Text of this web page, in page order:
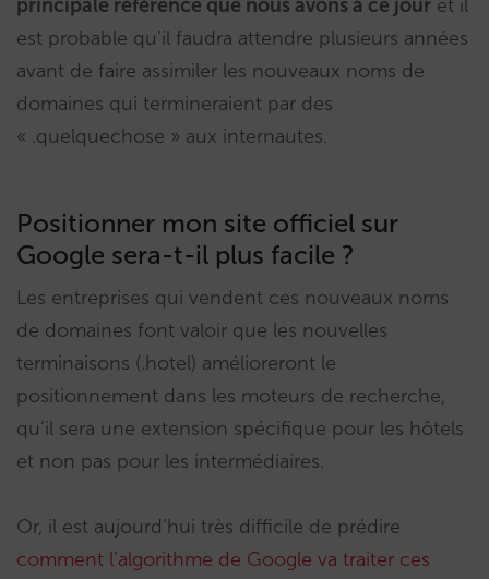
principale référence que nous avons à ce jour et il
est probable qu’il faudra attendre plusieurs années
avant de faire assimiler les nouveaux noms de
domaines qui termineraient par des
« .quelquechose » aux internautes.
Positionner mon site officiel sur
Google sera-t-il plus facile ?
Les entreprises qui vendent ces nouveaux noms
de domaines font valoir que les nouvelles
terminaisons (.hotel) amélioreront le
positionnement dans les moteurs de recherche,
qu’il sera une extension spécifique pour les hôtels
et non pas pour les intermédiaires.
Or, il est aujourd’hui très difficile de prédire
comment l’algorithme de Google va traiter ces